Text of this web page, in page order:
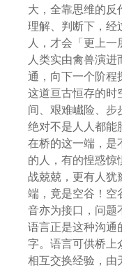
大，全靠思维的反
理解、判断下，经
人，才会「更上一
人类实由禽兽演
通，向下一个阶程
这道亘古恒存的时
间、艰难巇险、步
绝对不是人人都能
在桥的这一端，是
的人，有的惶惑惊
战兢兢，更有人犹
端，竟是空谷！空
音亦为接口，问题
语言正是这种沟通
字。语言可供桥上
相互交换经验，由